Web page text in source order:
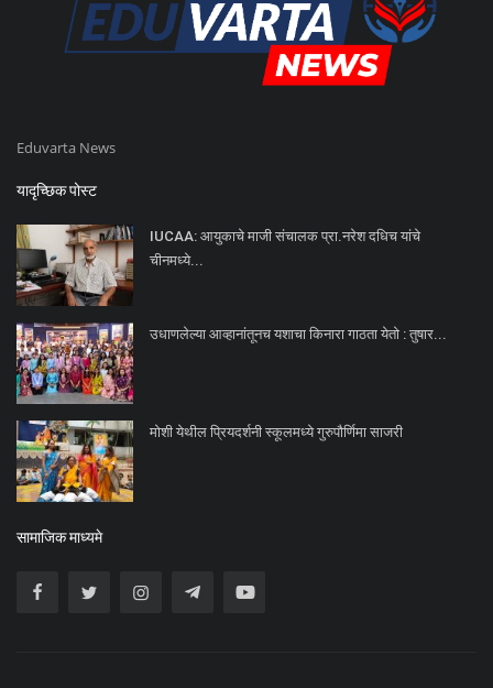
Eduvarta News
यादृच्छिक पोस्ट
IUCAA: आयुकाचे माजी संचालक प्रा.नरेश दधिच यांचे
चीनमध्ये...
उधाणलेल्या आव्हानांतूनच यशाचा किनारा गाठता येतो : तुषार...
मोशी येथील प्रियदर्शनी स्कूलमध्ये गुरुपौर्णिमा साजरी
सामाजिक माध्यमे